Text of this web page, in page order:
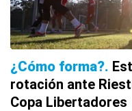
¿Cómo forma?
rotación ante
Copa Libertadores